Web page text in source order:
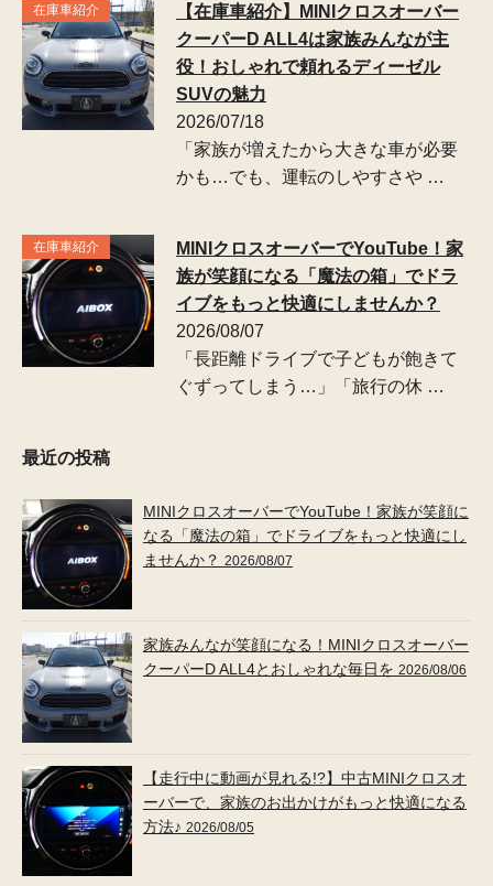
在庫車紹介
【在庫車紹介】MINIクロスオーバー
クーパーD ALL4は家族みんなが主
役！おしゃれで頼れるディーゼル
SUVの魅力
2026/07/18
「家族が増えたから大きな車が必要
かも…でも、運転のしやすさや …
在庫車紹介
MINIクロスオーバーでYouTube！家
族が笑顔になる「魔法の箱」でドラ
イブをもっと快適にしませんか？
2026/08/07
「長距離ドライブで子どもが飽きて
ぐずってしまう…」「旅行の休 …
最近の投稿
MINIクロスオーバーでYouTube！家族が笑顔に
なる「魔法の箱」でドライブをもっと快適にし
ませんか？ 2026/08/07
家族みんなが笑顔になる！MINIクロスオーバー
クーパーD ALL4とおしゃれな毎日を 2026/08/06
【走行中に動画が見れる!?】中古MINIクロスオ
ーバーで、家族のお出かけがもっと快適になる
方法♪ 2026/08/05